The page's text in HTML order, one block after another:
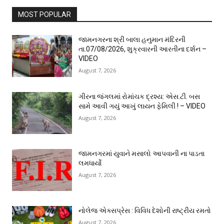
MOST POPULAR
જામનગરના શ્રી બાલા હનુમાન મંદિરની
તા.07/08/2026, શુક્રવારની આરતીના દર્શન –
VIDEO
August 7, 2026
ગીરના જંગલમાં રોમાંચક દ્રશ્ય: એસ.ટી. બસ
સામે આવી ગયું આખું લાયન ફેમિલી ! – VIDEO
August 7, 2026
જામનગરમાં યુવાને મસાલો આપવાની ના પાડતા
લમધાર્યો
August 7, 2026
નોલેજ એક્સપ્રેસ : વિવિધ દેશોની રાષ્ટ્રીય રમતો
August 7, 2026